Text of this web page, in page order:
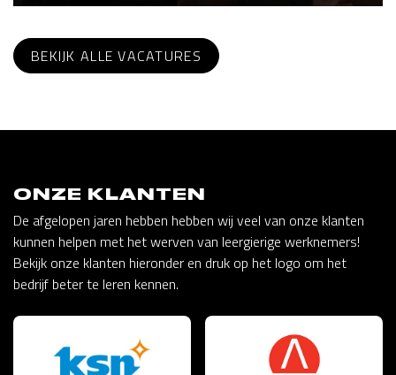
BEKIJK ALLE VACATURES
ONZE KLANTEN
De afgelopen jaren hebben hebben wij veel van onze klanten
kunnen helpen met het werven van leergierige werknemers!
Bekijk onze klanten hieronder en druk op het logo om het
bedrijf beter te leren kennen.